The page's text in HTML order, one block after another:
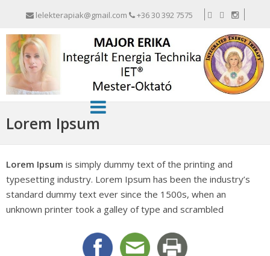
lelekterapiak@gmail.com +36 30 392 7575
Lorem Ipsum
Lorem Ipsum is simply dummy text of the printing and
typesetting industry. Lorem Ipsum has been the industry’s
standard dummy text ever since the 1500s, when an
unknown printer took a galley of type and scrambled